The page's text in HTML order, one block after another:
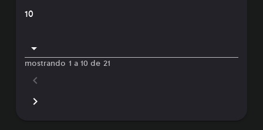
10
mostrando 1 a 10 de 21